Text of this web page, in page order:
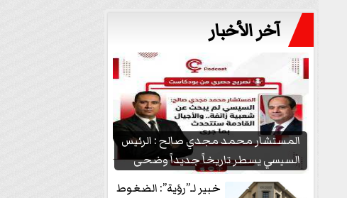
آخر الأخبار
المستشار محمد مجدي صالح : الرئيس
السيسي يسطر تاريخاً جديداً وضحى
بشعبيته...
خبير لـ”رؤية”: الضغوط